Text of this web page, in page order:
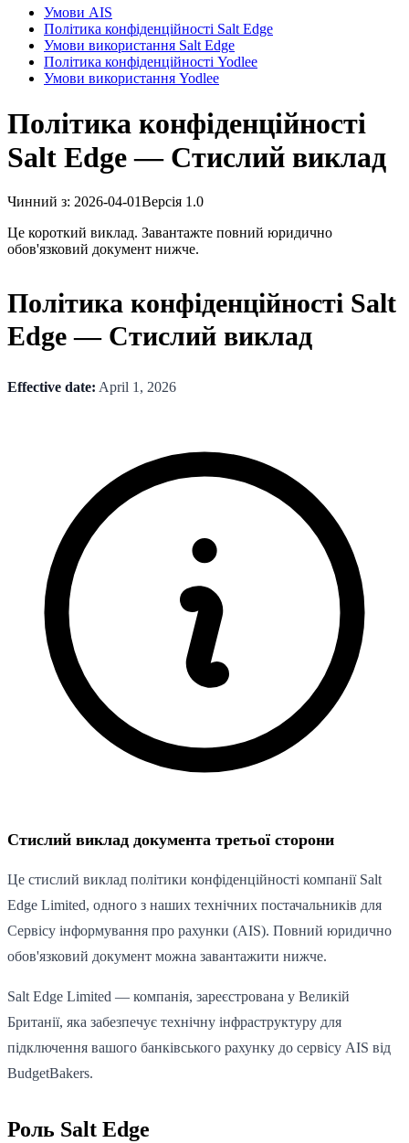
Умови AIS
Політика конфіденційності Salt Edge
Умови використання Salt Edge
Політика конфіденційності Yodlee
Умови використання Yodlee
Політика конфіденційності
Salt Edge — Стислий виклад
Чинний з: 2026-04-01Версія 1.0
Це короткий виклад. Завантажте повний юридично
обов'язковий документ нижче.
Політика конфіденційності Salt
Edge — Стислий виклад
Effective date: April 1, 2026
Стислий виклад документа третьої сторони
Це стислий виклад політики конфіденційності компанії Salt
Edge Limited, одного з наших технічних постачальників для
Сервісу інформування про рахунки (AIS). Повний юридично
обов'язковий документ можна завантажити нижче.
Salt Edge Limited — компанія, зареєстрована у Великій
Британії, яка забезпечує технічну інфраструктуру для
підключення вашого банківського рахунку до сервісу AIS від
BudgetBakers.
Роль Salt Edge